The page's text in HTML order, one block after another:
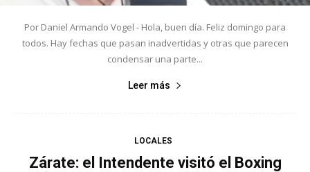
Por Daniel Armando Vogel - Hola, buen día. Feliz domingo para
todos. Hay fechas que pasan inadvertidas y otras que parecen
condensar una parte...
Leer más
LOCALES
Zárate: el Intendente visitó el Boxing